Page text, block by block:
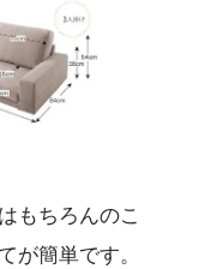
もちろんのこ
が簡単です。